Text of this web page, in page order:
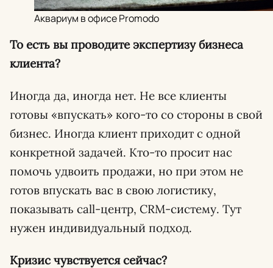
Аквариум в офисе Promodo
То есть вы проводите экспертизу бизнеса
клиента?
Иногда да, иногда нет. Не все клиенты
готовы «впускать» кого-то со стороны в свой
бизнес. Иногда клиент приходит с одной
конкретной задачей. Кто-то просит нас
помочь удвоить продажи, но при этом не
готов впускать вас в свою логистику,
показывать call-центр, СRM-систему. Тут
нужен индивидуальный подход.
Кризис чувствуется сейчас?